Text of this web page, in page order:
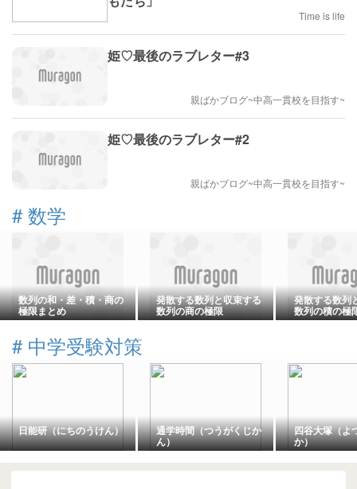
Time is life
姫♡最後のラブレター#3
親ばかブログ~中高一貫校を目指す~
姫♡最後のラブレター#2
親ばかブログ~中高一貫校を目指す~
# 数学
数列の和・差・積・商の
極限まとめ
発散する数列と収束する
数列の商の極限
発散する数列
数列の積の極
# 中学受験対策
日能研（にちのうけん） 通学時間（つうがくじか
ん）
四谷大塚（よ
か）